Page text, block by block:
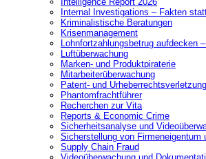
Internal Investigations – Fakten
Kriminalistische Beratungen
Krisenmanagement
Lohnfortzahlungsbetrug aufdecken
Luftüberwachung
Marken- und Produktpiraterie
Mitarbeiterüberwachung
Patent- und
Phantomfrachtführer
Recherchen zur Vita
Reports & Economic Crime
Sicherheitsanalyse und
Sicherstellung von Firmeneigentum
Supply Chain Fraud